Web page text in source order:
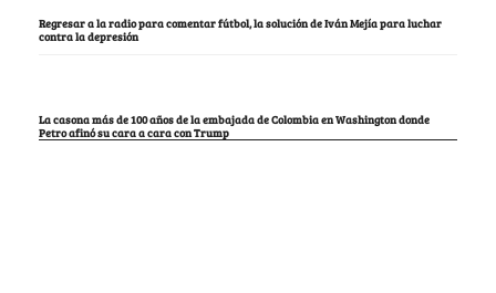
Regresar a la radio para comentar fútbol, la solución de Iván Mejía para luchar
contra la depresión
La casona más de 100 años de la embajada de Colombia en Washington donde
Petro afinó su cara a cara con Trump